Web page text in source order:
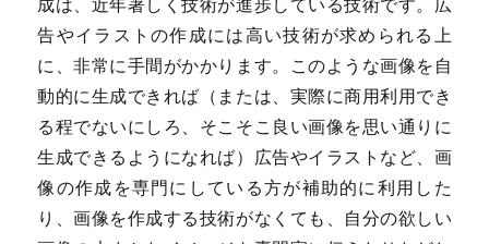
成は、近年著しく技術が進歩している技術です。広
告やイラストの作成には高い技術が求められる上
に、非常に手間がかかります。このような画像を自
動的に生成できれば（または、実際に商用利用でき
る程でないにしろ、そこそこ良い画像を思い通りに
生成できるようになれば）広告やイラストなど、画
像の作成を専門にしている方が補助的に利用した
り、画像を作成する技術がなくても、自分の欲しい